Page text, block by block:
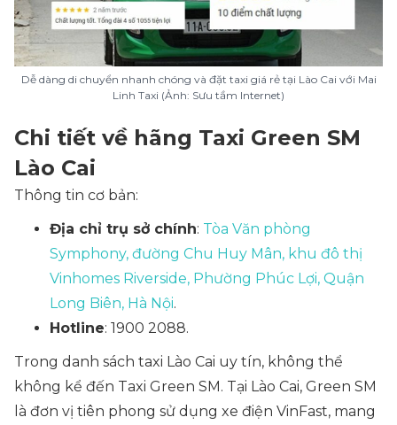
Dễ dàng di chuyển nhanh chóng và đặt taxi giá rẻ tại Lào Cai với Mai
Linh Taxi (Ảnh: Sưu tầm Internet)
Chi tiết về hãng Taxi Green SM
Lào Cai
Thông tin cơ bản:
Địa chỉ trụ sở chính: Tòa Văn phòng
Symphony, đường Chu Huy Mân, khu đô thị
Vinhomes Riverside, Phường Phúc Lợi, Quận
Long Biên, Hà Nội.
Hotline: 1900 2088.
Trong danh sách taxi Lào Cai uy tín, không thể
không kể đến Taxi Green SM. Tại Lào Cai, Green SM
là đơn vị tiên phong sử dụng xe điện VinFast, mang